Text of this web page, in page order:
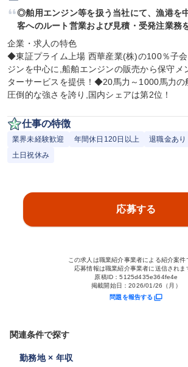
◎舶用エンジン等を扱う当社にて、漁港を
客へのルート営業および見積・受発注業務
企業・求人の特色
◆東証プライム上場 西華産業(株)の100％子
ジンを中心に,船舶エンジンの販売から保守メ
ターサービスを提供！◆20馬力～1000馬力の
圧倒的な強さを誇り,国内シェアは第2位！
仕事の特徴
業界未経験歓迎 年間休日120日以上 退職金あり
土日祝休み
応募する
この求人は職業紹介事業者による紹介案件
応募情報は職業紹介事業者に送信されま
原稿ID：5125d435e364fe4e
掲載開始日：2026/01/26（月）
問題を報告する
関連条件で探す
勤務地 × 年収